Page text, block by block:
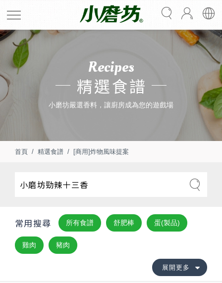
Recipes
精選食譜
小磨坊嚴選香料，讓廚房成為您的遊戲場
首頁 精選食譜 [商用]炸物風味提案
常用搜尋 所有食譜 舒肥棒 蛋(製品)
雞肉 豬肉
展開更多